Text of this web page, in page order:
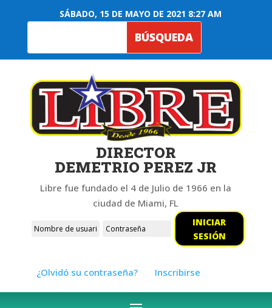
SÁBADO, 15 DE MAYO DE 2021 8:27 AM
DIRECTOR
DEMETRIO PEREZ JR
Libre fue fundado el 4 de Julio de 1966 en la
ciudad de Miami, FL
INICIAR
SESIÓN
¿Olvidó su contraseña? Inscribirse